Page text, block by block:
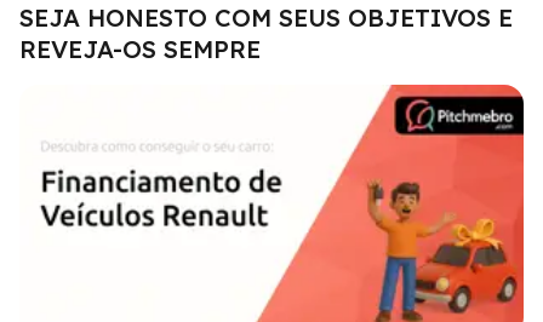
SEJA HONESTO COM SEUS OBJETIVOS E
REVEJA-OS SEMPRE